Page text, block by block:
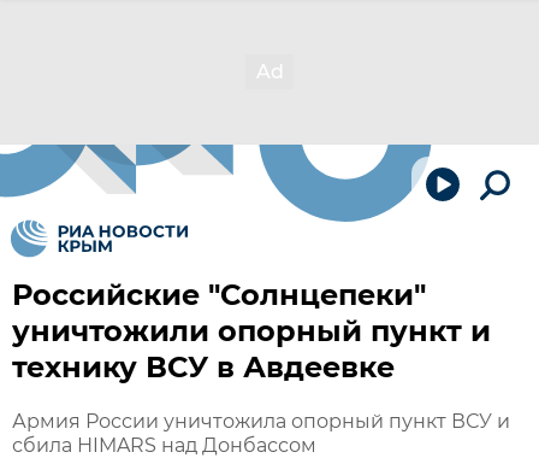
Российские "Солнцепеки"
уничтожили опорный пункт и
технику ВСУ в Авдеевке
Армия России уничтожила опорный пункт ВСУ и
сбила НIMARS над Донбассом